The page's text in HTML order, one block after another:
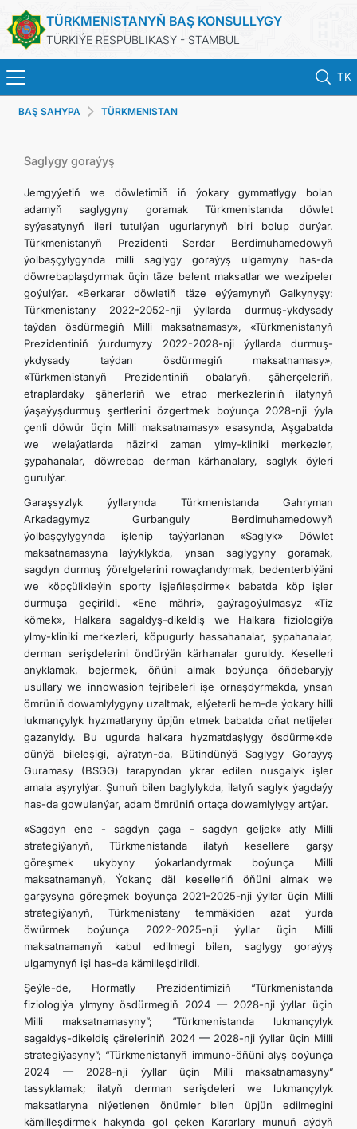
TÜRKMENISTANYŇ BAŞ KONSULLYGY
TÜRKİÝE RESPUBLIKASY - STAMBUL
TK
ANA SAYFA
TÜRKMENISTAN
KONSOLOSLUK RANDEVU SISTEMI
KONSOLOSLUK IŞLEMLERI
DB
İLETIŞIM
BAŞ SAHYPA TÜRKMENISTAN
Saglygy goraýyş
Jemgyýetiň we döwletimiň iň ýokary gymmatlygy bolan
adamyň saglygyny goramak Türkmenistanda döwlet
syýasatynyň ileri tutulýan ugurlarynyň biri bolup durýar.
Türkmenistanyň Prezidenti Serdar Berdimuhamedowyň
ýolbaşçylygynda milli saglygy goraýyş ulgamyny has-da
döwrebaplaşdyrmak üçin täze belent maksatlar we wezipeler
goýulýar. «Berkarar döwletiň täze eýýamynyň Galkynyşy:
Türkmenistany 2022-2052-nji ýyllarda durmuş-ykdysady
taýdan ösdürmegiň Milli maksatnamasy», «Türkmenistanyň
Prezidentiniň ýurdumyzy 2022-2028-nji ýyllarda durmuş-
ykdysady taýdan ösdürmegiň maksatnamasy»,
«Türkmenistanyň Prezidentiniň obalaryň, şäherçeleriň,
etraplardaky şäherleriň we etrap merkezleriniň ilatynyň
ýaşaýyşdurmuş şertlerini özgertmek boýunça 2028-nji ýyla
çenli döwür üçin Milli maksatnamasy» esasynda, Aşgabatda
we welaýatlarda häzirki zaman ylmy-kliniki merkezler,
şypahanalar, döwrebap derman kärhanalary, saglyk öýleri
gurulýar.
Garaşsyzlyk ýyllarynda Türkmenistanda Gahryman
Arkadagymyz Gurbanguly Berdimuhamedowyň
ýolbaşçylygynda işlenip taýýarlanan «Saglyk» Döwlet
maksatnamasyna laýyklykda, ynsan saglygyny goramak,
sagdyn durmuş ýörelgelerini rowaçlandyrmak, bedenterbiýäni
we köpçülikleýin sporty işjeňleşdirmek babatda köp işler
durmuşa geçirildi. «Ene mähri», gaýragoýulmasyz «Tiz
kömek», Halkara sagaldyş-dikeldiş we Halkara fiziologiýa
ylmy-kliniki merkezleri, köpugurly hassahanalar, şypahanalar,
derman serişdelerini öndürýän kärhanalar guruldy. Keselleri
anyklamak, bejermek, öňüni almak boýunça öňdebaryjy
usullary we innowasion tejribeleri işe ornaşdyrmakda, ynsan
ömrüniň dowamlylygyny uzaltmak, elýeterli hem-de ýokary hilli
lukmançylyk hyzmatlaryny üpjün etmek babatda oňat netijeler
gazanyldy. Bu ugurda halkara hyzmatdaşlygy ösdürmekde
dünýä bileleşigi, aýratyn-da, Bütindünýä Saglygy Goraýyş
Guramasy (BSGG) tarapyndan ykrar edilen nusgalyk işler
amala aşyrylýar. Şunuň bilen baglylykda, ilatyň saglyk ýagdaýy
has-da gowulanýar, adam ömrüniň ortaça dowamlylygy artýar.
«Sagdyn ene - sagdyn çaga - sagdyn geljek» atly Milli
strategiýanyň, Türkmenistanda ilatyň kesellere garşy
göreşmek ukybyny ýokarlandyrmak boýunça Milli
maksatnamanyň, Ýokanç däl keselleriň öňüni almak we
garşysyna göreşmek boýunça 2021-2025-nji ýyllar üçin Milli
strategiýanyň, Türkmenistany temmäkiden azat ýurda
öwürmek boýunça 2022-2025-nji ýyllar üçin Milli
maksatnamanyň kabul edilmegi bilen, saglygy goraýyş
ulgamynyň işi has-da kämilleşdirildi.
Şeýle-de, Hormatly Prezidentimiziň “Türkmenistanda
fiziologiýa ylmyny ösdürmegiň 2024 — 2028-nji ýyllar üçin
Milli maksatnamasyny”; “Türkmenistanda lukmançylyk
sagaldyş-dikeldiş çäreleriniň 2024 — 2028-nji ýyllar üçin Milli
strategiýasyny”; “Türkmenistanyň immuno-öňüni alyş boýunça
2024 — 2028-nji ýyllar üçin Milli maksatnamasyny”
tassyklamak; ilatyň derman serişdeleri we lukmançylyk
maksatlaryna niýetlenen önümler bilen üpjün edilmegini
kämilleşdirmek hakynda gol çeken Kararlary munuň aýdyň